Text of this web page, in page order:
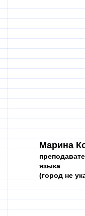
Марина
языка
(город не